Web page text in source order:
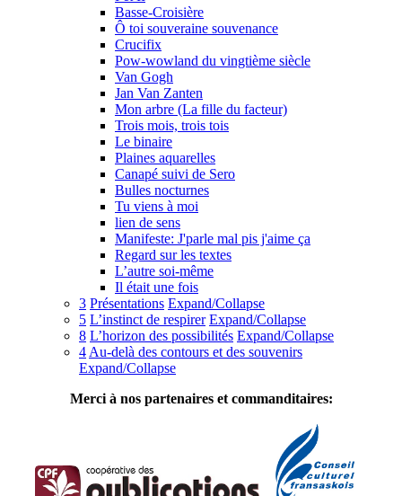
Basse-Croisière
Ô toi souveraine souvenance
Crucifix
Pow-wowland du vingtième siècle
Van Gogh
Jan Van Zanten
Mon arbre (La fille du facteur)
Trois mois, trois tois
Le binaire
Plaines aquarelles
Canapé suivi de Sero
Bulles nocturnes
Tu viens à moi
lien de sens
Manifeste: J'parle mal pis j'aime ça
Regard sur les textes
L’autre soi-même
Il était une fois
3 Présentations Expand/Collapse
5 L’instinct de respirer Expand/Collapse
8 L’horizon des possibilités Expand/Collapse
4 Au-delà des contours et des souvenirs
Expand/Collapse
Merci à nos partenaires et commanditaires: